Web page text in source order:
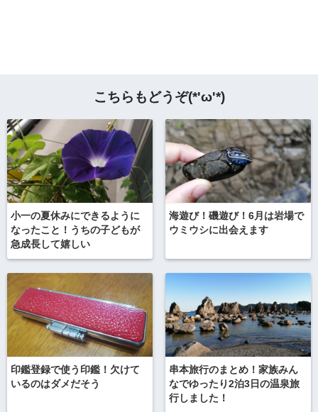
こちらもどうぞ(*'ω'*)
小一の夏休みにできるように
なったこと！うちの子どもが
急成長して嬉しい
海遊び！磯遊び！6月は岩場で
ウミウシに出会えます
印鑑登録で使う印鑑！欠けて
いるのはダメだそう
串本旅行のまとめ！家族みん
なでゆったり2泊3日の温泉旅
行しました！